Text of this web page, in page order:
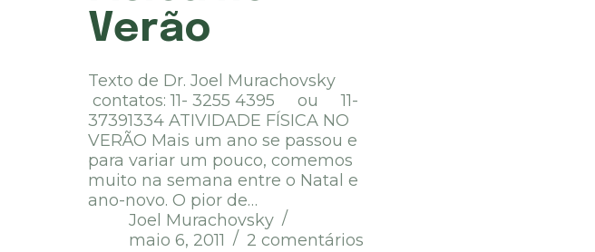
Verão
Texto de Dr. Joel Murachovsky
contatos: 11- 3255 4395 ou 11-
37391334 ATIVIDADE FÍSICA NO
VERÃO Mais um ano se passou e
para variar um pouco, comemos
muito na semana entre o Natal e
ano-novo. O pior de…
Joel Murachovsky
maio 6, 2011
2 comentários